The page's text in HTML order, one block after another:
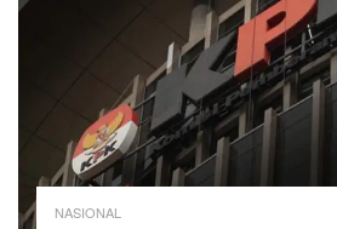
NASIONAL